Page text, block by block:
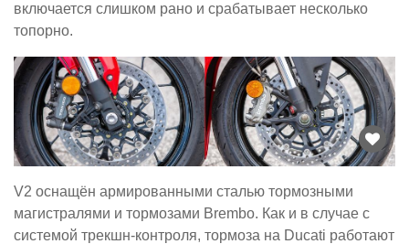
включается слишком рано и срабатывает несколько
топорно.
V2 оснащён армированными сталью тормозными
магистралями и тормозами Brembo. Как и в случае с
системой трекшн-контроля, тормоза на Ducati работают